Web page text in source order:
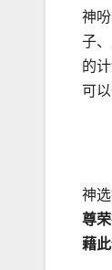
神
子
的
可
神
尊
藉